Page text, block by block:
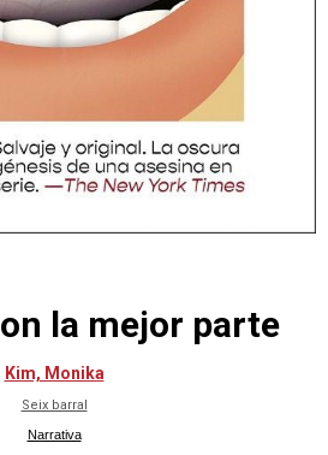
la mejor parte
Kim, Monika
Seix barral
Narrativa